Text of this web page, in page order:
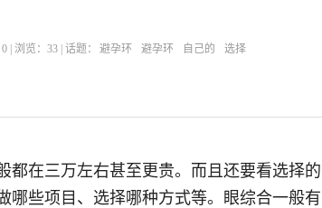
0 | 浏览：33 | 话题： 避孕环 避孕环 自己的 选择
都在三万左右甚至更贵。而且还要看选择的
哪些项目、选择哪种方式等。眼综合一般有